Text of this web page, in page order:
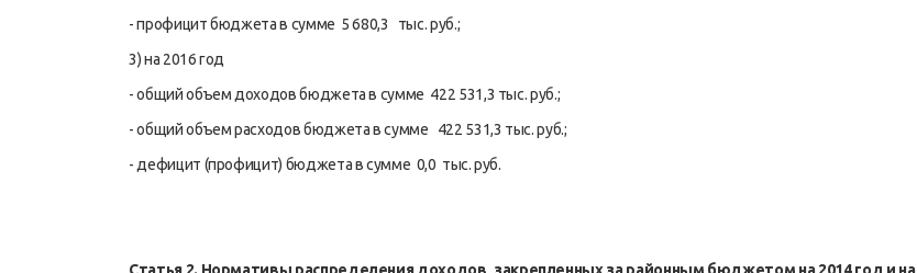
- профицит бюджета в сумме 5 680,3 тыс. руб.;
3) на 2016 год
- общий объем доходов бюджета в сумме 422 531,3 тыс. руб.;
- общий объем расходов бюджета в сумме 422 531,3 тыс. руб.;
- дефицит (профицит) бюджета в сумме 0,0 тыс. руб.